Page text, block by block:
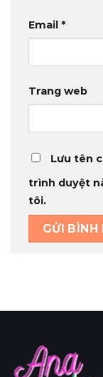
Email *
Trang web
Lưu tên
trình duyệt
tôi.